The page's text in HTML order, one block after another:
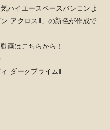
ハイエースベースバンコンよ
アクロスⅡ」の新色が作成で
画はこちらから！
ダークプライムⅡ